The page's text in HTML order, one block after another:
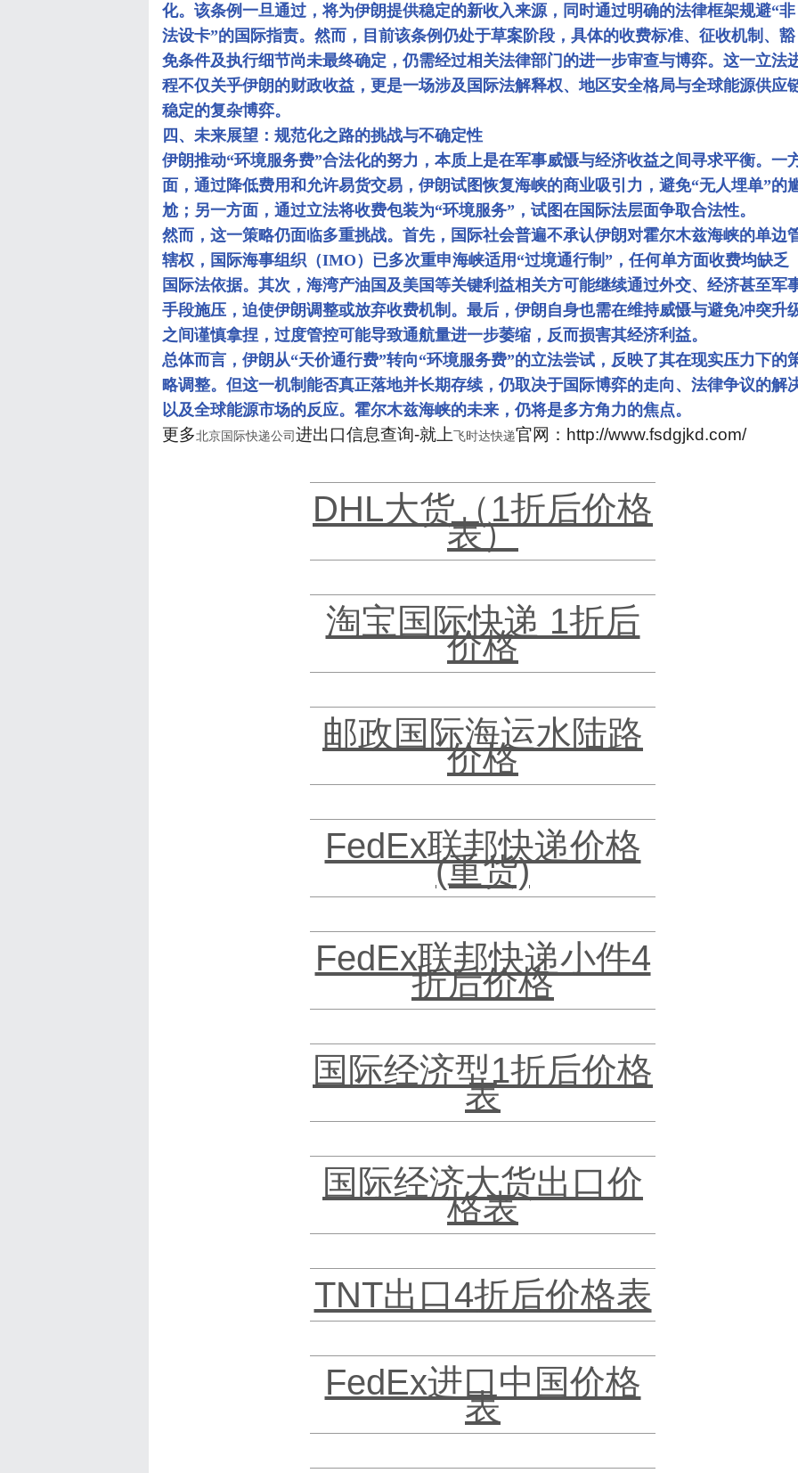
化。该条例一旦通过，将为伊朗提供稳定的新收入来源，同时通过明确的法律框架规避“非
法设卡”的国际指责。然而，目前该条例仍处于草案阶段，具体的收费标准、征收机制、豁
免条件及执行细节尚未最终确定，仍需经过相关法律部门的进一步审查与博弈。这一立法
程不仅关乎伊朗的财政收益，更是一场涉及国际法解释权、地区安全格局与全球能源供应
稳定的复杂博弈。
四、未来展望：规范化之路的挑战与不确定性
伊朗推动“环境服务费”合法化的努力，本质上是在军事威慑与经济收益之间寻求平衡。一
面，通过降低费用和允许易货交易，伊朗试图恢复海峡的商业吸引力，避免“无人埋单”的
尬；另一方面，通过立法将收费包装为“环境服务”，试图在国际法层面争取合法性。
然而，这一策略仍面临多重挑战。首先，国际社会普遍不承认伊朗对霍尔木兹海峡的单边
辖权，国际海事组织（IMO）已多次重申海峡适用“过境通行制”，任何单方面收费均缺乏
国际法依据。其次，海湾产油国及美国等关键利益相关方可能继续通过外交、经济甚至军
手段施压，迫使伊朗调整或放弃收费机制。最后，伊朗自身也需在维持威慑与避免冲突升
之间谨慎拿捏，过度管控可能导致通航量进一步萎缩，反而损害其经济利益。
总体而言，伊朗从“天价通行费”转向“环境服务费”的立法尝试，反映了其在现实压力下的
略调整。但这一机制能否真正落地并长期存续，仍取决于国际博弈的走向、法律争议的解
以及全球能源市场的反应。霍尔木兹海峡的未来，仍将是多方角力的焦点。
更多北京国际快递公司进出口信息查询-就上飞时达快递官网：http://www.fsdgjkd.com/
DHL大货（1折后价格
表）
淘宝国际快递 1折后
价格
邮政国际海运水陆路
价格
FedEx联邦快递价格
(重货)
FedEx联邦快递小件4
折后价格
国际经济型1折后价格
表
国际经济大货出口价
格表
TNT出口4折后价格表
FedEx进口中国价格
表